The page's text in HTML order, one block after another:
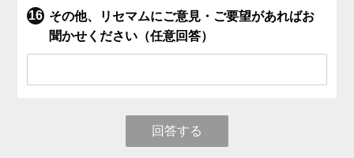
その他、リセマムにご意見・ご要望があればお
聞かせください（任意回答）
回答する